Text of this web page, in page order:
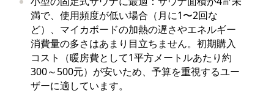
満で、使用頻度が低い場合（月に1〜2回な
ど）、マイカボードの加熱の遅さやエネルギー
消費量の多さはあまり目立ちません。初期購入
コスト（暖房費として1平方メートルあたり約
300～500元）が安いため、予算を重視するユー
ザーに適しています。